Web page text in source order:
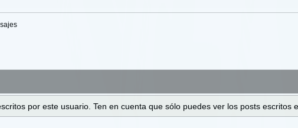
por este usuario. Ten en cuenta que sólo puedes ver los posts